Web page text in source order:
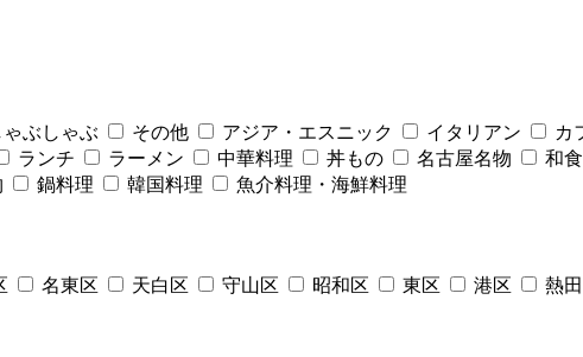
ぶしゃぶ その他 アジア・エスニック イタリアン
カ
ランチ ラーメン 中華料理 丼もの 名古屋名物
和
鍋料理 韓国料理 魚介料理・海鮮料理
名東区 天白区 守山区 昭和区 東区 港区 熱